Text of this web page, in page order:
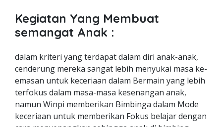
Kegiatan Yang Membuat
semangat Anak :
dalam kriteri yang terdapat dalam diri anak-anak,
cenderung mereka sangat lebih menyukai masa ke-
emasan untuk keceriaan dalam Bermain yang lebih
terfokus dalam masa-masa kesenangan anak,
namun Winpi memberikan Bimbinga dalam Mode
keceriaan untuk memberikan Fokus belajar dengan